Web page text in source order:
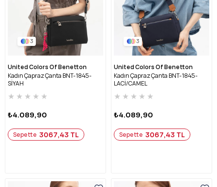
3
United Colors Of Benetton
Kadın Çapraz Çanta BNT-1845-
SİYAH
★ ★ ★ ★ ★
₺4.089,90
Sepette 3067,43 TL
3
United Colors Of Benetton
Kadın Çapraz Çanta BNT-1845-
LACİ/CAMEL
★ ★ ★ ★ ★
₺4.089,90
Sepette 3067,43 TL